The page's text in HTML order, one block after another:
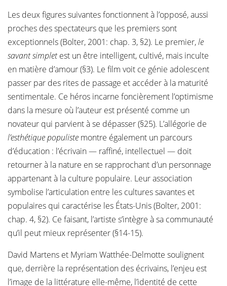
Les deux figures suivantes fonctionnent à l’opposé, aussi
proches des spectateurs que les premiers sont
exceptionnels (Bolter, 2001: chap. 3, §2). Le premier,le
savant simpletest un être intelligent, cultivé, mais inculte
en matière d’amour (§3). Le film voit ce génie adolescent
passer par des rites de passage et accéder à la maturité
sentimentale. Ce héros incarne foncièrement l’optimisme
dans la mesure où l’auteur est présenté comme un
novateur qui parvient à se dépasser (§25). L’allégorie de
l’esthétique populiste montre également un parcours
d’éducation : l’écrivain — raffiné, intellectuel — doit
retourner à la nature en se rapprochant d’un personnage
appartenant à la culture populaire. Leur association
symbolise l’articulation entre les cultures savantes et
populaires qui caractérise les États-Unis (Bolter, 2001:
chap. 4, §2). Ce faisant, l’artiste s’intègre à sa communauté
qu’il peut mieux représenter (§14-15).
David Martens et Myriam Watthée-Delmotte soulignent
que, derrière la représentation des écrivains, l’enjeu est
l’image de la littérature elle-même, l’identité de cette